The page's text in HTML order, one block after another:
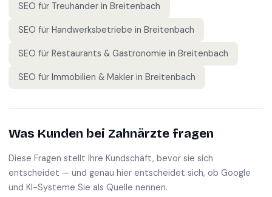
SEO für Treuhänder in Breitenbach
SEO für Handwerksbetriebe in Breitenbach
SEO für Restaurants & Gastronomie in Breitenbach
SEO für Immobilien & Makler in Breitenbach
Was Kunden bei Zahnärzte fragen
Diese Fragen stellt Ihre Kundschaft, bevor sie sich
entscheidet — und genau hier entscheidet sich, ob Google
und KI-Systeme Sie als Quelle nennen.